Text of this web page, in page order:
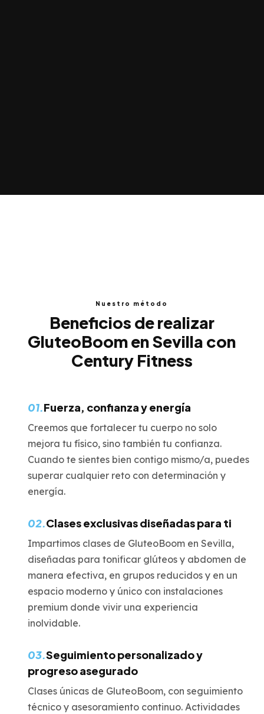
Nuestro método
Beneficios de realizar
GluteoBoom en Sevilla con
Century Fitness
01.Fuerza, confianza y energía
Creemos que fortalecer tu cuerpo no solo
mejora tu físico, sino también tu confianza.
Cuando te sientes bien contigo mismo/a, puedes
superar cualquier reto con determinación y
energía.
02.Clases exclusivas diseñadas para ti
Impartimos clases de GluteoBoom en Sevilla,
diseñadas para tonificar glúteos y abdomen de
manera efectiva, en grupos reducidos y en un
espacio moderno y único con instalaciones
premium donde vivir una experiencia
inolvidable.
03.Seguimiento personalizado y
progreso asegurado
Clases únicas de GluteoBoom, con seguimiento
técnico y asesoramiento continuo. Actividades